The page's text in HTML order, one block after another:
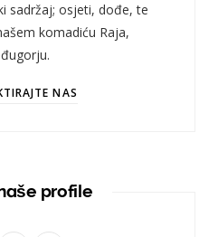
sadržaj; osjeti, dođe, te
komadiću Raja,
NAS
profile